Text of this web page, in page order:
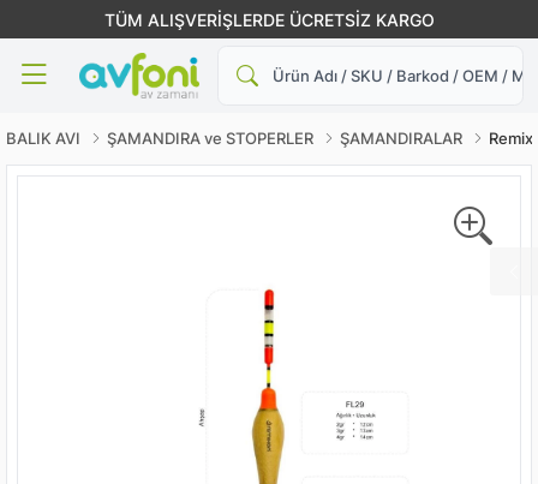
TÜM ALIŞVERİŞLERDE ÜCRETSİZ KARGO
BALIK AVI ŞAMANDIRA ve STOPERLER ŞAMANDIRALAR